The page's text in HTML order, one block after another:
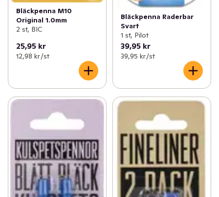
Bläckpenna M10
Original 1.0mm
2 st, BIC
25,95 kr
12,98 kr /st
Bläckpenna Raderbar
Svart
1 st, Pilot
39,95 kr
39,95 kr /st